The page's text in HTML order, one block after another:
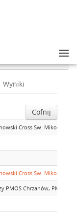
Wyniki
Cofnij
Cross Sw. Mikołaja -
Cross Sw. Mikołaja -
PMOS Chrzanów, PMOS